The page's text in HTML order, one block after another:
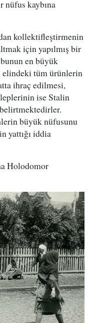
kaybına
kollektifleştirmenin
için yapılmış bir
en büyük
tüm ürünlerin
ihraç edilmesi,
ise Stalin
büyük nüfusunu
yattığı iddia
Holodomor